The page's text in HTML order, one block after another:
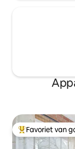
Topfavoriet van
Favoriet van